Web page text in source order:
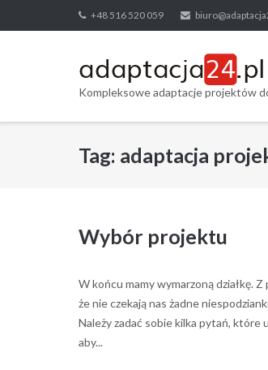
to
+48 516 520 059
Kompleksowe adaptacje projektów
Tag: adaptacja
Wybór projektu
W końcu mamy wymarzoną działkę.
że nie czekają nas żadne
Należy zadać sobie kilka pytań, które
aby...